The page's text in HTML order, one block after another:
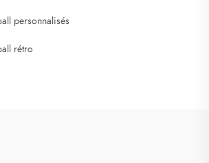
personnalisés
rétro